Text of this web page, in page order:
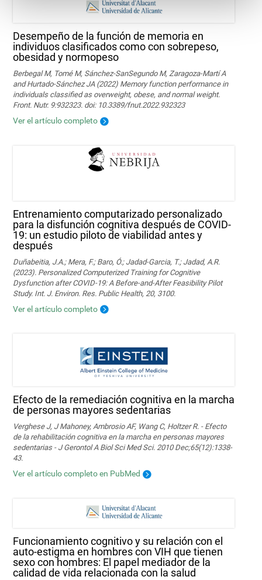
Desempeño de la función de memoria en
individuos clasificados como con sobrepeso,
obesidad y normopeso
Berbegal M, Tomé M, Sánchez-SanSegundo M, Zaragoza-Martí A
and Hurtado-Sánchez JA (2022) Memory function performance in
individuals classified as overweight, obese, and normal weight.
Front. Nutr. 9:932323. doi: 10.3389/fnut.2022.932323
Ver el artículo completo
Entrenamiento computarizado personalizado
para la disfunción cognitiva después de COVID-
19: un estudio piloto de viabilidad antes y
después
Duñabeitia, J.A.; Mera, F.; Baro, Ó.; Jadad-Garcia, T.; Jadad, A.R.
(2023). Personalized Computerized Training for Cognitive
Dysfunction after COVID-19: A Before-and-After Feasibility Pilot
Study. Int. J. Environ. Res. Public Health, 20, 3100.
Ver el artículo completo
Efecto de la remediación cognitiva en la marcha
de personas mayores sedentarias
Verghese J, J Mahoney, Ambrosio AF, Wang C, Holtzer R. - Efecto
de la rehabilitación cognitiva en la marcha en personas mayores
sedentarias - J Gerontol A Biol Sci Med Sci. 2010 Dec;65(12):1338-
43.
Ver el artículo completo en PubMed
Funcionamiento cognitivo y su relación con el
auto-estigma en hombres con VIH que tienen
sexo con hombres: El papel mediador de la
calidad de vida relacionada con la salud